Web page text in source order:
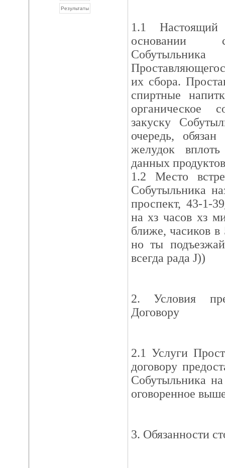
1.1
основании
их сбора.
спиртные
органическое
закуску
очередь,
желудок
данных
1.2 Место
Собутыльника
проспект, 43-1-
на хз часов хз
ближе, часиков
но ты
всегда рада J))
2. Условия
Договору
2.1 Услуги
договору
Собутыльника
оговоренное
3. Обязанности